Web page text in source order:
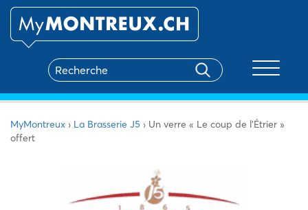
MyMontreux › La Brasserie J5 › Un verre « Le coup de l’Étrier »
offert